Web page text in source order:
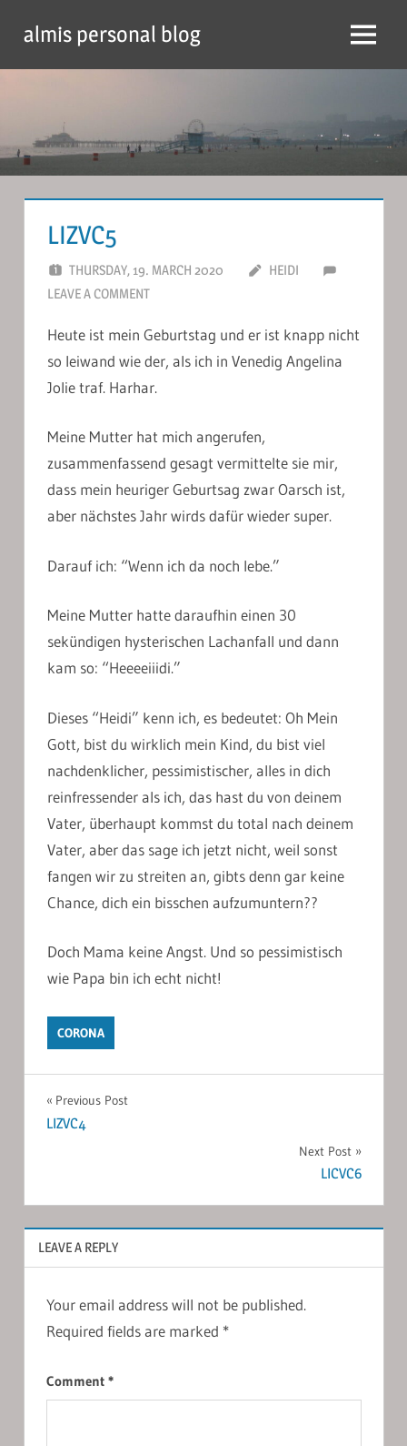
content
almis personal blog Menu
LIZVC5
THURSDAY, 19. MARCH 2020
HEIDI
LEAVE A COMMENT
Heute ist mein Geburtstag und er ist knapp nicht
so leiwand wie der, als ich in Venedig Angelina
Jolie traf. Harhar.
Meine Mutter hat mich angerufen,
zusammenfassend gesagt vermittelte sie mir,
dass mein heuriger Geburtsag zwar Oarsch ist,
aber nächstes Jahr wirds dafür wieder super.
Darauf ich: “Wenn ich da noch lebe.”
Meine Mutter hatte daraufhin einen 30
sekündigen hysterischen Lachanfall und dann
kam so: “Heeeeiiidi.”
Dieses “Heidi” kenn ich, es bedeutet: Oh Mein
Gott, bist du wirklich mein Kind, du bist viel
nachdenklicher, pessimistischer, alles in dich
reinfressender als ich, das hast du von deinem
Vater, überhaupt kommst du total nach deinem
Vater, aber das sage ich jetzt nicht, weil sonst
fangen wir zu streiten an, gibts denn gar keine
Chance, dich ein bisschen aufzumuntern??
Doch Mama keine Angst. Und so pessimistisch
wie Papa bin ich echt nicht!
CORONA
Post
navigation
Previous Post
LIZVC4
Next Post
LICVC6
LEAVE A REPLY
Your email address will not be published.
Required fields are marked *
Comment *